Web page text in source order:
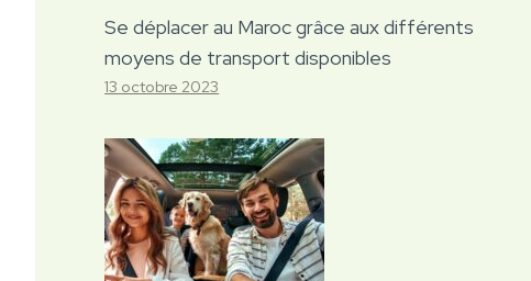
Se déplacer au Maroc grâce aux différents
moyens de transport disponibles
13 octobre 2023